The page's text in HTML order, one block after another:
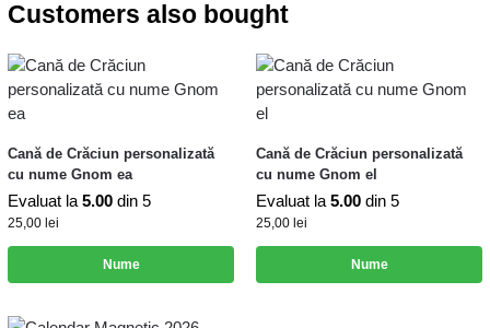
Customers also bought
Cană de Crăciun personalizată
cu nume Gnom ea
Evaluat la 5.00 din 5
25,00 lei
Nume
Cană de Crăciun personalizată
cu nume Gnom el
Evaluat la 5.00 din 5
25,00 lei
Nume